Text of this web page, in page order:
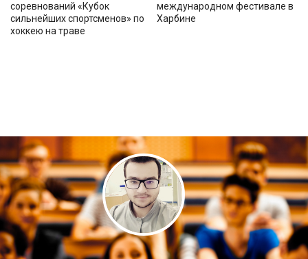
соревнований «Кубок
сильнейших спортсменов» по
хоккею на траве
международном фестивале в
Харбине